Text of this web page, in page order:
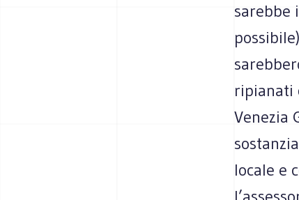
sarebbe
ripianati
Venezia
locale e